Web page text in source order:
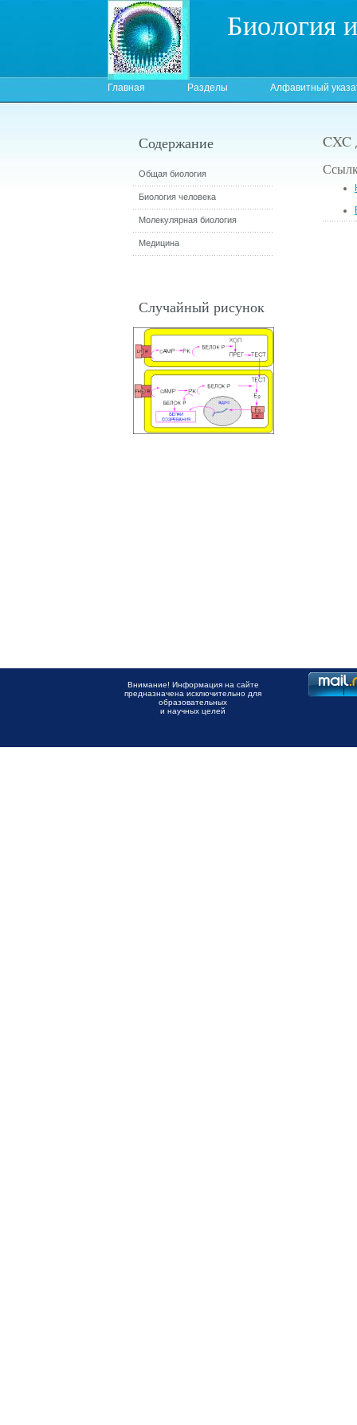
Биология
Главная Разделы Алфавитный
CXC
Содержание
Общая биология
Биология человека
Молекулярная биология
Медицина
Случайный рисунок
Внимание! Информация на сайте
предназначена исключительно для
образовательных
и научных целей